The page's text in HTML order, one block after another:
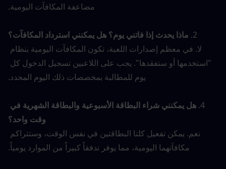
مضاعفة المكافآت اليومية.
2. ماذا يحدث إذا فاتني يوم؟ هل يمكنني استرداد المكافآت؟
يوم للمطالبة بمخصصات ذلك اليوم المحدد.
4.
وقت واحد؟
مكافآتهما اليومية، مما يوفر تدفقاً كبيراً من الموارد يومياً.